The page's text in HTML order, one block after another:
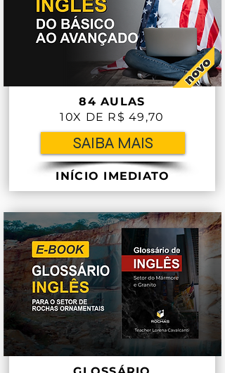
84 AULAS
10X DE R$ 49,70
SAIBA MAIS
INÍCIO IMEDIATO